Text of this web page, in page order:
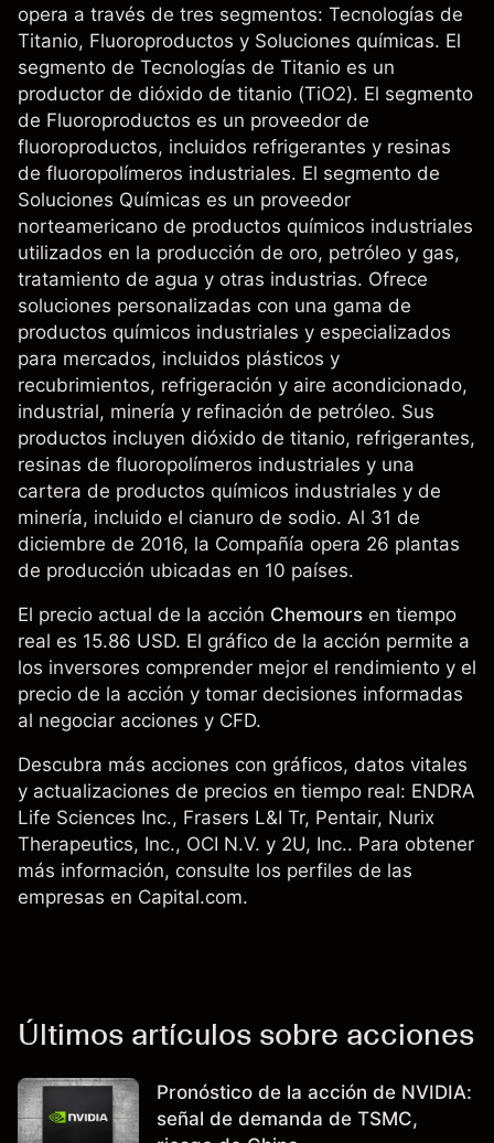
opera a través de tres segmentos: Tecnologías de
Titanio, Fluoroproductos y Soluciones químicas. El
segmento de Tecnologías de Titanio es un
productor de dióxido de titanio (TiO2). El segmento
de Fluoroproductos es un proveedor de
fluoroproductos, incluidos refrigerantes y resinas
de fluoropolímeros industriales. El segmento de
Soluciones Químicas es un proveedor
norteamericano de productos químicos industriales
utilizados en la producción de oro, petróleo y gas,
tratamiento de agua y otras industrias. Ofrece
soluciones personalizadas con una gama de
productos químicos industriales y especializados
para mercados, incluidos plásticos y
recubrimientos, refrigeración y aire acondicionado,
industrial, minería y refinación de petróleo. Sus
productos incluyen dióxido de titanio, refrigerantes,
resinas de fluoropolímeros industriales y una
cartera de productos químicos industriales y de
minería, incluido el cianuro de sodio. Al 31 de
diciembre de 2016, la Compañía opera 26 plantas
de producción ubicadas en 10 países.
El precio actual de la acción Chemours en tiempo
real es 15.86 USD. El gráfico de la acción permite a
los inversores comprender mejor el rendimiento y el
precio de la acción y tomar decisiones informadas
al negociar acciones y CFD.
Descubra más acciones con gráficos, datos vitales
y actualizaciones de precios en tiempo real: ENDRA
Life Sciences Inc., Frasers L&I Tr, Pentair, Nurix
Therapeutics, Inc., OCI N.V. y 2U, Inc.. Para obtener
más información, consulte los perfiles de las
empresas en Capital.com.
Últimos artículos sobre acciones
Pronóstico de la acción de NVIDIA:
señal de demanda de TSMC,